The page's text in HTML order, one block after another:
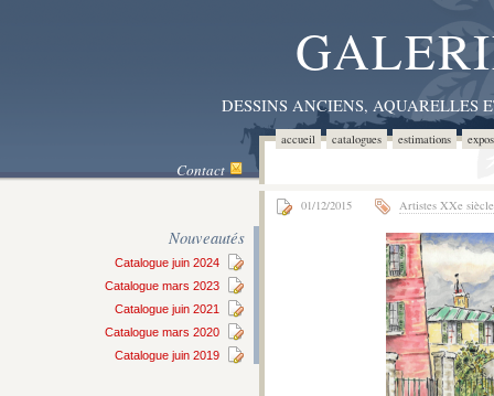
DESSINS ANCIENS,
accueil catalogues estimations
Contact
Nouveautés
Catalogue juin 2024
Catalogue mars 2023
Catalogue juin 2021
Catalogue mars 2020
Catalogue juin 2019
01/12/2015 Artistes XXe siècle